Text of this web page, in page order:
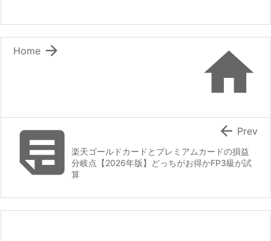


Home
楽天ゴールドカードとプレミアムカードの損益
分岐点【2026年版】どっちがお得かFP3級が試
算
 Prev